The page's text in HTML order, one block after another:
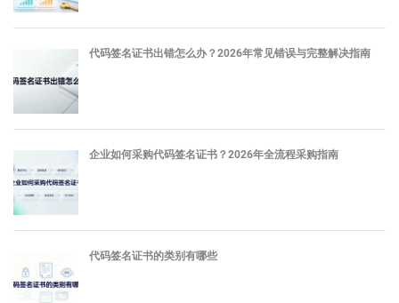
代码签名证书出错怎么办？2026年常见错误与完整解决指南
企业如何采购代码签名证书？2026年全流程采购指南
代码签名证书的类别有哪些